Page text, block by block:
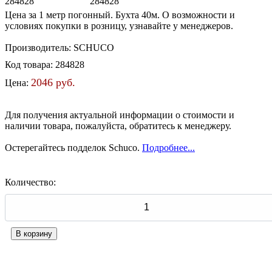
Цена за 1 метр погонный. Бухта 40м. О возможности и
условиях покупки в розницу, узнавайте у менеджеров.
Производитель: SCHUCO
Код товара: 284828
Цена: 2046 руб.
Для получения актуальной информации о стоимости и
наличии товара, пожалуйста, обратитесь к менеджеру.
Остерегайтесь подделок Schuco. Подробнее...
Количество: